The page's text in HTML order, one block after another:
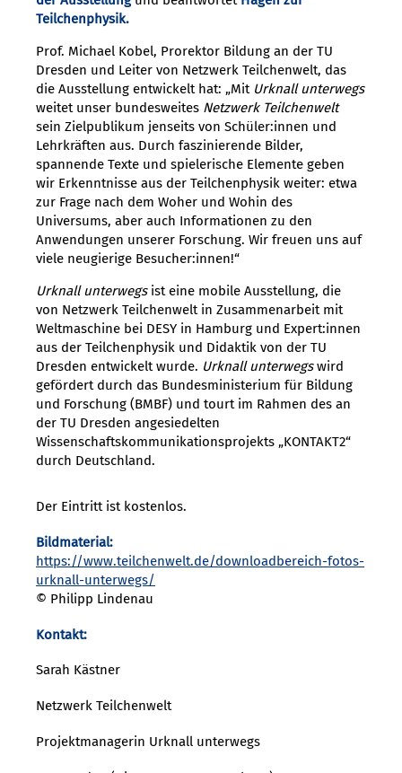
Teilchenphysik.
Prof. Michael Kobel, Prorektor Bildung an der TU
Dresden und Leiter von Netzwerk Teilchenwelt, das
die Ausstellung entwickelt hat: „Mit Urknall unterwegs
weitet unser bundesweites Netzwerk Teilchenwelt
sein Zielpublikum jenseits von Schüler:innen und
Lehrkräften aus. Durch faszinierende Bilder,
spannende Texte und spielerische Elemente geben
wir Erkenntnisse aus der Teilchenphysik weiter: etwa
zur Frage nach dem Woher und Wohin des
Universums, aber auch Informationen zu den
Anwendungen unserer Forschung. Wir freuen uns auf
viele neugierige Besucher:innen!“
Urknall unterwegsist eine mobile Ausstellung, die
von Netzwerk Teilchenwelt in Zusammenarbeit mit
Weltmaschine bei DESY in Hamburg und Expert:innen
aus der Teilchenphysik und Didaktik von der TU
Dresden entwickelt wurde. Urknall unterwegswird
gefördert durch das Bundesministerium für Bildung
und Forschung (BMBF) und tourt im Rahmen des an
der TU Dresden angesiedelten
Wissenschaftskommunikationsprojekts „KONTAKT2“
durch Deutschland.
Der Eintritt ist kostenlos.
Bildmaterial:
https://www.teilchenwelt.de/downloadbereich-fotos-
urknall-unterwegs/
© Philipp Lindenau
Kontakt:
Sarah Kästner
Netzwerk Teilchenwelt
Projektmanagerin Urknall unterwegs